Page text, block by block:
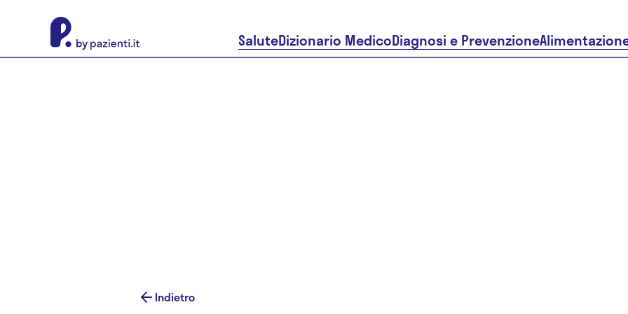
SaluteDizionario MedicoDiagnosi e Prevenzione
Indietro